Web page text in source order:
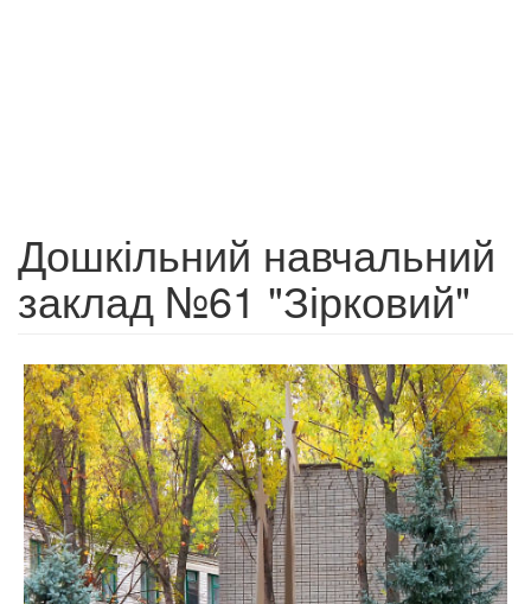
Дошкільний навчальний
заклад №61 "Зірковий"